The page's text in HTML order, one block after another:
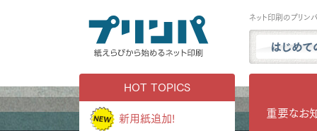
ネット印刷のプリン
HOT TOPICS
新用紙追加! 重要なお